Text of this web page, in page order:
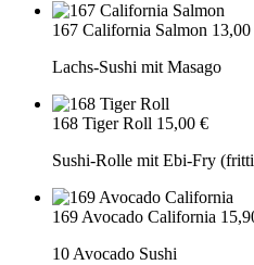
167 California Salmon 13,00
Lachs-Sushi mit Masago
168 Tiger Roll 15,00 €
Sushi-Rolle mit Ebi-Fry
169 Avocado California
10 Avocado Sushi